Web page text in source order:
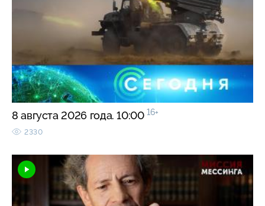
8 августа 2026 года. 10:00 16+
2330